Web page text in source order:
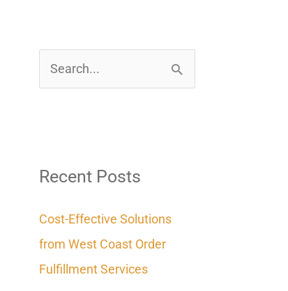
c
f
o
r
Recent Posts
Cost-Effective Solutions
from West Coast Order
Fulfillment Services